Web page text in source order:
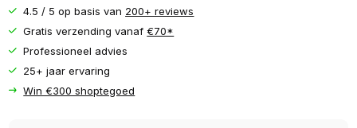
4.5 / 5 op basis van 200+ reviews
Gratis verzending vanaf€70*
Professioneel advies
25+ jaar ervaring
Win €300 shoptegoed